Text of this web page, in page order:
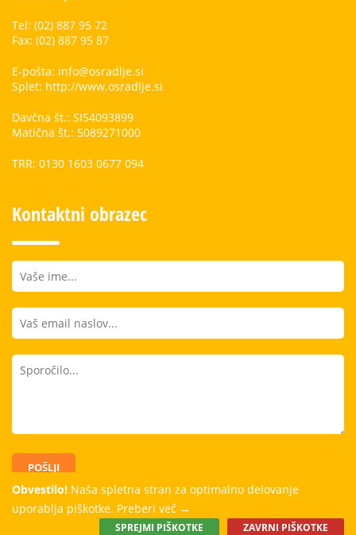
Obvestilo! Naša spletna stran za optimalno delovanje
uporablja piškotke. Preberi več →
SPREJMI PIŠKOTKE ZAVRNI PIŠKOTKE
Tel: (02) 887 95 72
Fax: (02) 887 95 87
E-pošta: info@osradlje.si
Splet: http://www.osradlje.si
Davčna št.: SI54093899
Matična št.: 5089271000
TRR: 0130 1603 0677 094
Kontaktni obrazec
POŠLJI
Dobro počutje, dobri odnosi in kvalitetno znanje